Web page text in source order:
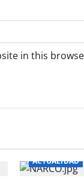
in this
ACTUALIDAD